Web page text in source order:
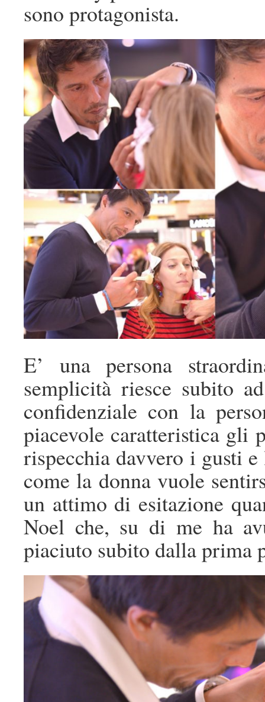
sono protagonista.
E’ una persona
semplicità riesce subito
confidenziale con la
piacevole caratteristica gli
rispecchia davvero i gusti
come la donna vuole
un attimo di esitazione
Noel che, su di me ha
piaciuto subito dalla prima